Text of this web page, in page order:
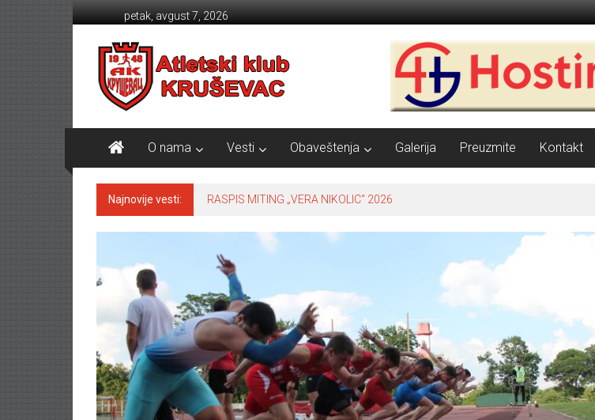
petak, avgust 7, 2026
Atletski klub KRUŠEVAC
O nama Vesti Obaveštenja Galerija Preuzmite Kontakt
Najnovije vesti: RASPIS MITING „VERA NIKOLIC“ 2026